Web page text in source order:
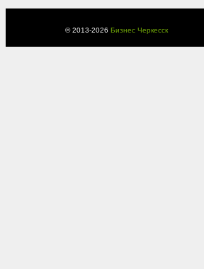
© 2013-2026 Бизнес Черкесск